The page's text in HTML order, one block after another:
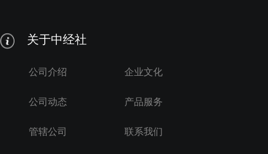
关于中经社
公司介绍 企业文化
公司动态 产品服务
管辖公司 联系我们